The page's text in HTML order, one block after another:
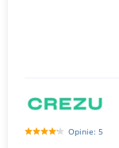
Opinie: 5